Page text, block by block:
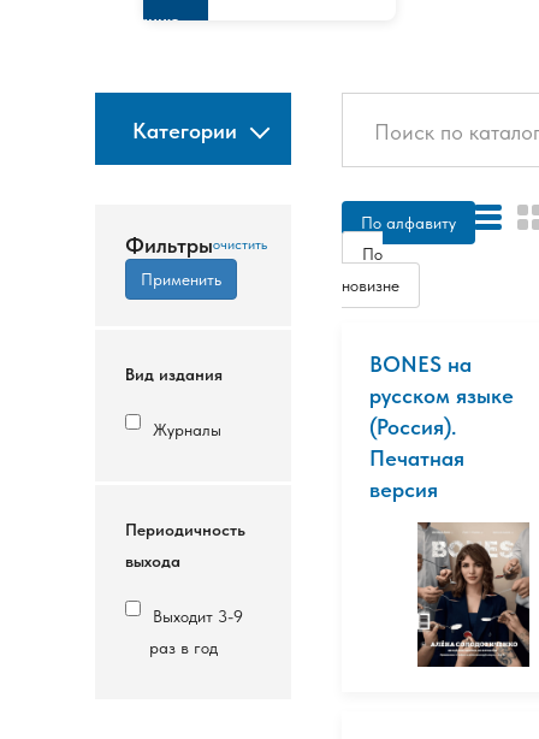
изданию
Категории
Фильтры
Вид издания
Журналы
Периодичность
выхода
Выходит 3-9
раз в год
По алфавиту
По
новизне
BONES на
русском языке
(Россия).
Печатная
версия